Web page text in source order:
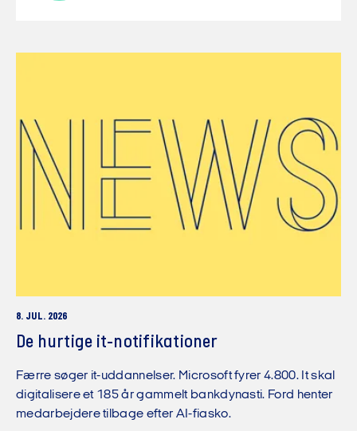
8. JUL. 2026
De hurtige it-notifikationer
Færre søger it-uddannelser. Microsoft fyrer 4.800. It skal
digitalisere et 185 år gammelt bankdynasti. Ford henter
medarbejdere tilbage efter AI-fiasko.